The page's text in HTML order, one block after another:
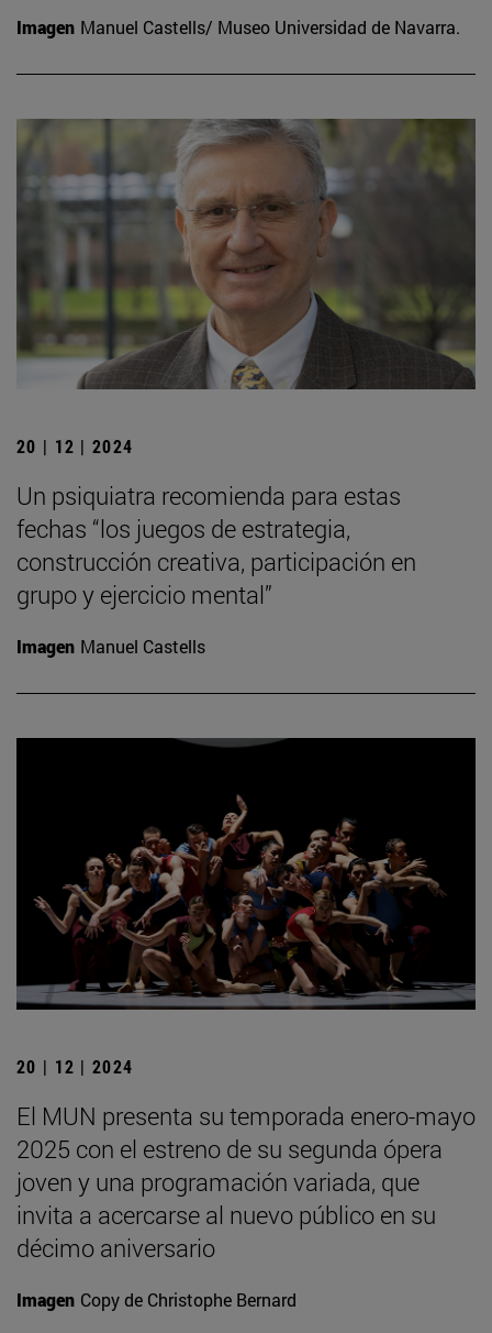
Imagen Manuel Castells/ Museo Universidad de Navarra.
20 | 12 | 2024
Un psiquiatra recomienda para estas
fechas “los juegos de estrategia,
construcción creativa, participación en
grupo y ejercicio mental”
Imagen Manuel Castells
20 | 12 | 2024
El MUN presenta su temporada enero-mayo
2025 con el estreno de su segunda ópera
joven y una programación variada, que
invita a acercarse al nuevo público en su
décimo aniversario
Imagen Copy de Christophe Bernard